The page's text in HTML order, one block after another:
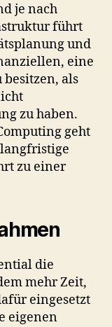
je nach
führt
und
eine
besitzen, als
zu haben.
geht
zu einer
die
mehr Zeit,
eingesetzt
eigenen